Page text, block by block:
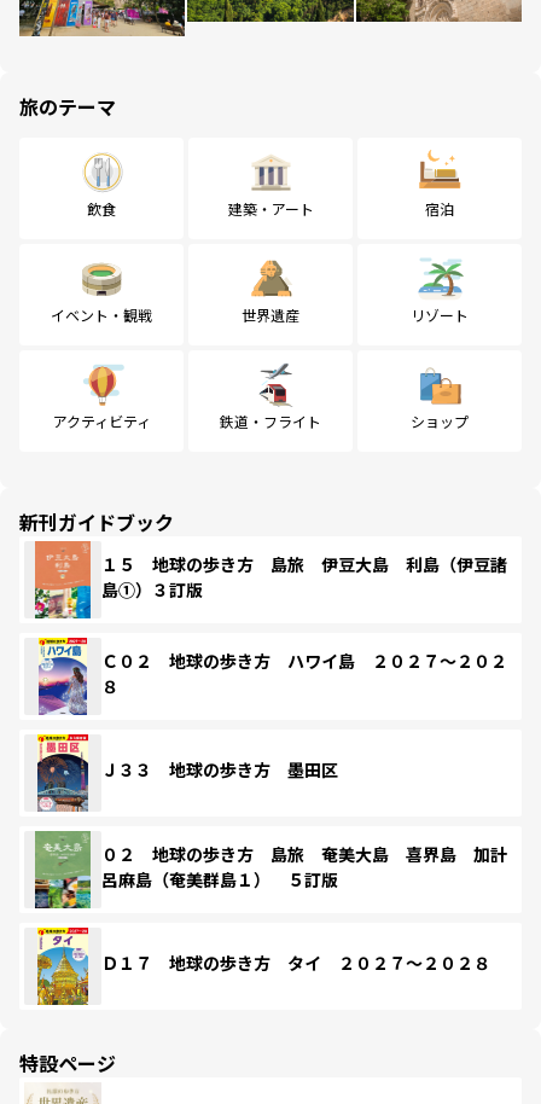
旅のテーマ
飲食 建築・アート 宿泊
イベント・観戦 世界遺産 リゾート
アクティビティ 鉄道・フライト ショップ
新刊ガイドブック
１５ 地球の歩き方 島旅 伊豆大島 利島（伊豆諸
島①）３訂版
Ｃ０２ 地球の歩き方 ハワイ島 ２０２７～２０２
８
Ｊ３３ 地球の歩き方 墨田区
０２ 地球の歩き方 島旅 奄美大島 喜界島 加計
呂麻島（奄美群島１） ５訂版
Ｄ１７ 地球の歩き方 タイ ２０２７～２０２８
特設ページ